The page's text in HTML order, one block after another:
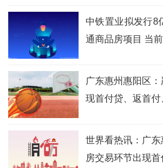
中铁置业拟发行8
通商品房项目 当
广东惠州惠阳区
现首付贷、返首
世界看热讯：广
房交易环节出现